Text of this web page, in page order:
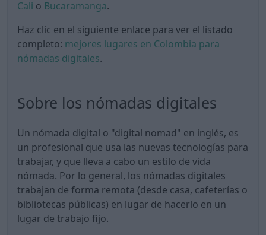
Cali o Bucaramanga.
Haz clic en el siguiente enlace para ver el listado
completo: mejores lugares en Colombia para
nómadas digitales.
Sobre los nómadas digitales
Un nómada digital o "digital nomad" en inglés, es
un profesional que usa las nuevas tecnologías para
trabajar, y que lleva a cabo un estilo de vida
nómada. Por lo general, los nómadas digitales
trabajan de forma remota (desde casa, cafeterías o
bibliotecas públicas) en lugar de hacerlo en un
lugar de trabajo fijo.